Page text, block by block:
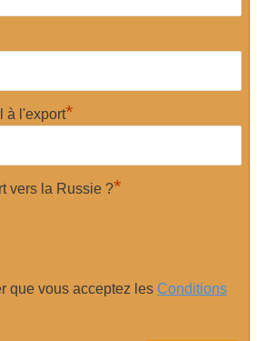
à l'export*
vers la Russie ?*
que vous acceptez les Conditions